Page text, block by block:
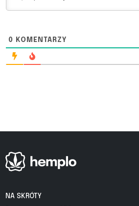
0 KOMENTARZY
NA SKRÓTY